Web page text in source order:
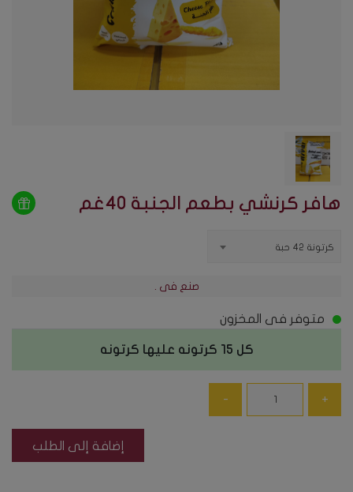
هافر كرنشي بطعم الجنبة ٤٠غم
كرتونة ٤٢ حبة
صنع فى .
متوفر فى المخزون
كل ١٥ كرتونه عليها كرتونه
إضافة إلى الطلب